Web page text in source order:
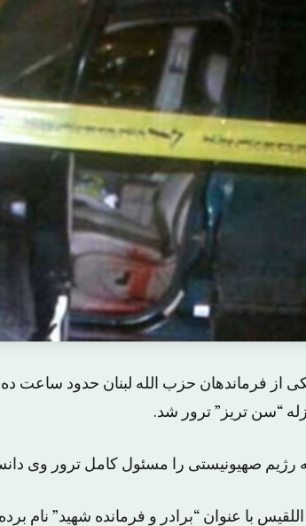
از فرماندهان حزب الله لبنان حدود ساعت
“سن تریز” ترور شد.
رژیم صهیونیستی را مسئول کامل ترور وی
با عنوان “برادر و فرمانده شهید” نام